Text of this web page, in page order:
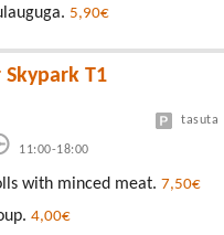
5,90€
T1
11:00-18:00
tasuta
with minced meat. 7,50€
4,00€